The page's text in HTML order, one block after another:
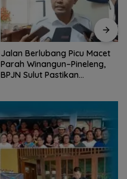
Jalan Berlubang Picu Macet
Parah Winangun–Pineleng,
BPJN Sulut Pastikan